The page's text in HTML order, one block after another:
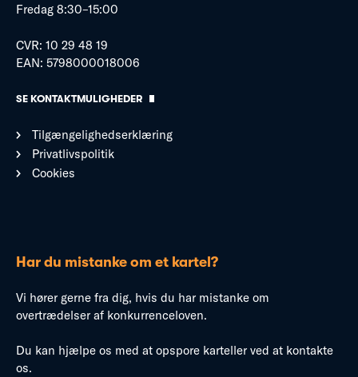
Fredag 8:30–15:00
CVR: 10 29 48 19
EAN: 5798000018006
SE KONTAKTMULIGHEDER
Tilgængelighedserklæring
Privatlivspolitik
Cookies
Har du mistanke om et kartel?
Vi hører gerne fra dig, hvis du har mistanke om
overtrædelser af konkurrenceloven.
Du kan hjælpe os med at opspore karteller ved at kontakte
os.